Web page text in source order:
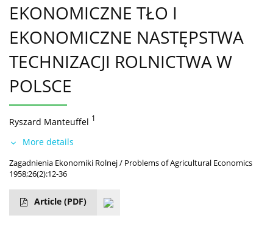
EKONOMICZNE TŁO I
EKONOMICZNE NASTĘPSTWA
TECHNIZACJI ROLNICTWA W
POLSCE
Ryszard Manteuffel 1
More details
Zagadnienia Ekonomiki Rolnej / Problems of Agricultural Economics
1958;26(2):12-36
Article (PDF)